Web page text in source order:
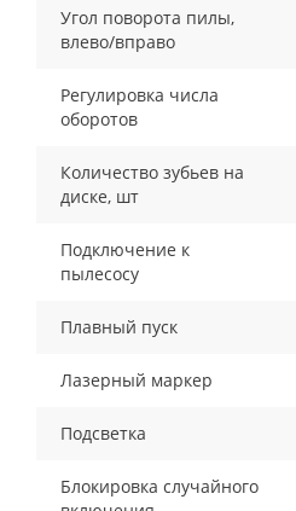
Угол поворота пилы,
влево/вправо
Регулировка числа
оборотов
Количество зубьев на
диске, шт
Подключение к
пылесосу
Плавный пуск
Лазерный маркер
Подсветка
Блокировка случайного